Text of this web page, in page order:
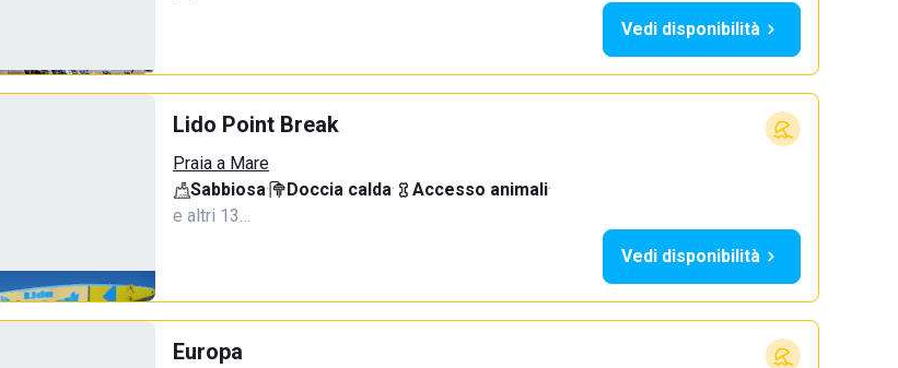
Vedi disponibilità
Lido Point Break
Praia a Mare
Sabbiosa· Doccia calda· Accesso animali·
e altri 13…
Vedi disponibilità
Europa